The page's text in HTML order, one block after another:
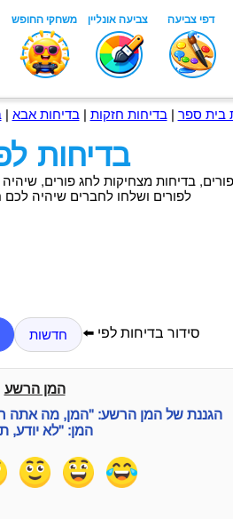
בית ספר |בדיחות חזקות |בדיחות אבא |
בדיחות
בדיחות מצחיקות לחג פורים,
לפורים ושלחו לחברים שיהיה
סידור בדיחות לפי ⬅️ חדשות
המן הרשע
הגננת של המן הרשע: "המן, מה אתה
המן: "לא יודע,